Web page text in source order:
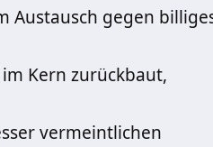
Austausch gegen
Kern zurückbaut,
vermeintlichen